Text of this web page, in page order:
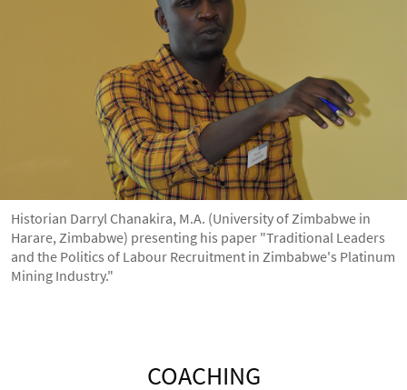
Historian Darryl Chanakira, M.A. (University of Zimbabwe in
Harare, Zimbabwe) presenting his paper "Traditional Leaders
and the Politics of Labour Recruitment in Zimbabwe's Platinum
Mining Industry."
COACHING